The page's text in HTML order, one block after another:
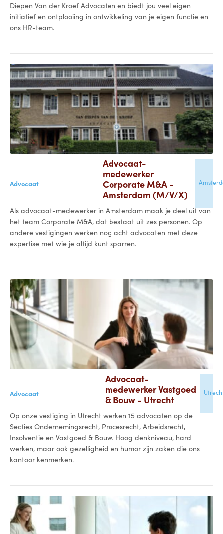
Diepen Van der Kroef Advocaten en biedt jou veel eigen
initiatief en ontplooiing in ontwikkeling van je eigen functie en
ons HR-team.
Advocaat
Advocaat-
medewerker
Corporate M&A -
Amsterdam (M/V/X)
Als advocaat-medewerker in Amsterdam maak je deel uit van
het team Corporate M&A, dat bestaat uit zes personen. Op
andere vestigingen werken nog acht advocaten met deze
expertise met wie je altijd kunt sparren.
Advocaat
Advocaat-
medewerker Vastgoed
& Bouw - Utrecht
Op onze vestiging in Utrecht werken 15 advocaten op de
Secties Ondernemingsrecht, Procesrecht, Arbeidsrecht,
Insolventie en Vastgoed & Bouw. Hoog denkniveau, hard
werken, maar ook gezelligheid en humor zijn zaken die ons
kantoor kenmerken.